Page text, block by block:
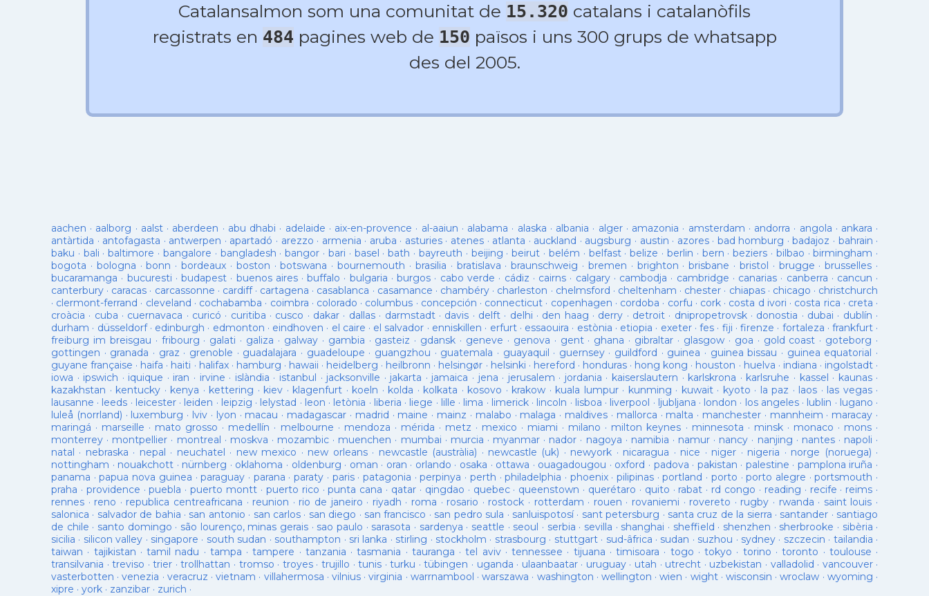
Catalansalmon som una comunitat de 15.320 catalans i catalanòfils
registrats en 484 pagines web de 150 països i uns 300 grups de whatsapp
des del 2005.
aachen · aalborg · aalst· aberdeen · abu dhabi · adelaide · aix-en-provence · al-aaiun · alabama · alaska · albania · alger· amazonia · amsterdam · andorra · angola · ankara ·
antàrtida · antofagasta · antwerpen · apartadó · arezzo · armenia · aruba · asturies· atenes · atlanta · auckland · augsburg · austin · azores· bad homburg ·badajoz · bahrain ·
baku · bali ·baltimore · bangalore · bangladesh ·bangor · bari · basel ·bath · bayreuth · beijing ·beirut · belém · belfast·belize · berlin · bern ·beziers · bilbao ·birmingham ·
bogota · bologna ·bonn ·bordeaux · boston ·botswana ·bournemouth · brasilia · bratislava ·braunschweig · bremen · brighton ·brisbane · bristol · brugge ·brusselles ·
bucaramanga · bucuresti · budapest · buenos aires·buffalo · bulgaria ·burgos · cabo verde · cádiz · cairns · calgary· cambodja · cambridge · canarias · canberra · cancun ·
canterbury · caracas · carcassonne · cardiff· cartagena · casablanca · casamance · chambéry · charleston · chelmsford · cheltenham · chester · chiapas· chicago · christchurch
· clermont-ferrand · cleveland · cochabamba · coimbra · colorado · columbus · concepción · connecticut · copenhagen · cordoba · corfu · cork · costa d ivori · costa rica · creta ·
croàcia · cuba · cuernavaca · curicó · curitiba · cusco · dakar · dallas· darmstadt· davis · delft· delhi · den haag · derry · detroit· dnipropetrovsk· donostia · dubai · dublín ·
durham · düsseldorf· edinburgh · edmonton · eindhoven · el caire · el salvador · enniskillen · erfurt· essaouira · estònia · etiopia · exeter· fes · fiji · firenze · fortaleza · frankfurt ·
freiburg im breisgau · fribourg · galati · galiza · galway· gambia · gasteiz · gdansk · geneve · genova · gent· ghana · gibraltar · glasgow· goa · gold coast · goteborg ·
gottingen · granada · graz · grenoble · guadalajara · guadeloupe · guangzhou · guatemala · guayaquil · guernsey· guildford · guinea · guinea bissau · guinea equatorial ·
guyane française · haifa · haiti · halifax· hamburg · hawaii · heidelberg · heilbronn · helsingør · helsinki · hereford · honduras· hong kong · houston · huelva · indiana · ingolstadt·
iowa · ipswich · iquique · iran · irvine · islàndia · istanbul · jacksonville · jakarta · jamaica · jena · jerusalem · jordania · kaiserslautern · karlskrona · karlsruhe · kassel · kaunas·
kazakhstan · kentucky · kenya · kettering · kiev · klagenfurt · koeln · kolda · kolkata · kosovo · krakow · kuala lumpur· kunming · kuwait· kyoto · la paz · laos · las vegas·
lausanne · leeds · leicester· leiden · leipzig · lelystad · leon · letònia · liberia · liege · lille · lima · limerick· lincoln · lisboa · liverpool · ljubljana · london · los angeles· lublin · lugano ·
luleå (norrland) · luxemburg · lviv · lyon · macau · madagascar · madrid · maine · mainz · malabo · malaga · maldives · mallorca · malta · manchester · mannheim · maracay ·
maringá · marseille · mato grosso · medellín · melbourne · mendoza · mérida · metz · mexico · miami · milano · milton keynes · minnesota · minsk· monaco · mons ·
monterrey · montpellier · montreal · moskva · mozambic · muenchen · mumbai · murcia · myanmar · nador · nagoya · namibia · namur · nancy · nanjing · nantes· napoli ·
natal · nebraska · nepal · neuchatel · new mexico · new orleans· newcastle (austràlia) · newcastle (uk) · newyork · nicaragua · nice · niger · nigeria · norge (noruega) ·
nottingham · nouakchott · nürnberg · oklahoma · oldenburg · oman · oran · orlando · osaka · ottawa · ouagadougou · oxford · padova · pakistan · palestine · pamplona iruña ·
panama ·papua nova guinea ·paraguay · parana ·paraty · paris· patagonia ·perpinya · perth ·philadelphia · phoenix·pilipinas ·portland · porto ·porto alegre ·portsmouth ·
praha · providence ·puebla ·puerto montt · puerto rico ·punta cana · qatar · qingdao · quebec· queenstown · querétaro · quito · rabat · rd congo · reading · recife · reims ·
rennes · reno · republica centreafricana · reunion · rio de janeiro · riyadh · roma · rosario · rostock · rotterdam · rouen · rovaniemi · rovereto · rugby · rwanda · saint louis ·
salonica · salvador de bahia · san antonio · san carlos · san diego · san francisco · san pedro sula · sanluispotosí· sant petersburg · santa cruz de la sierra · santander · santiago
de chile · santo domingo · são lourenço, minas gerais· sao paulo · sarasota · sardenya · seattle · seoul · serbia · sevilla · shanghai · sheffield · shenzhen · sherbrooke · sibèria ·
sicilia · silicon valley · singapore · south sudan · southampton · sri lanka · stirling · stockholm · strasbourg · stuttgart· sud-âfrica · sudan · suzhou · sydney · szczecin · tailandia ·
taiwan · tajikistan ·tamil nadu · tampa ·tampere · tanzania ·tasmania · tauranga ·tel aviv·tennessee · tijuana ·timisoara · togo ·tokyo · torino ·toronto · toulouse ·
transilvania ·treviso ·trier ·trollhattan · tromso · troyes· trujillo ·tunis ·turku ·tübingen · uganda · ulaanbaatar· uruguay· utah · utrecht · uzbekistan · valladolid · vancouver·
vasterbotten ·venezia · veracruz ·vietnam · villahermosa · vilnius·virginia · warrnambool ·warszawa · washington · wellington ·wien · wight·wisconsin ·wroclaw · wyoming ·
xipre · york · zanzibar · zurich ·